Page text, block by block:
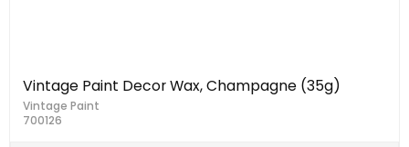
Vintage Paint Decor Wax, Champagne (35g)
Vintage Paint
700126